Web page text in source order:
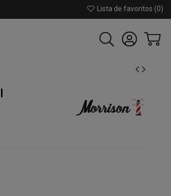
Lista de favoritos (0)